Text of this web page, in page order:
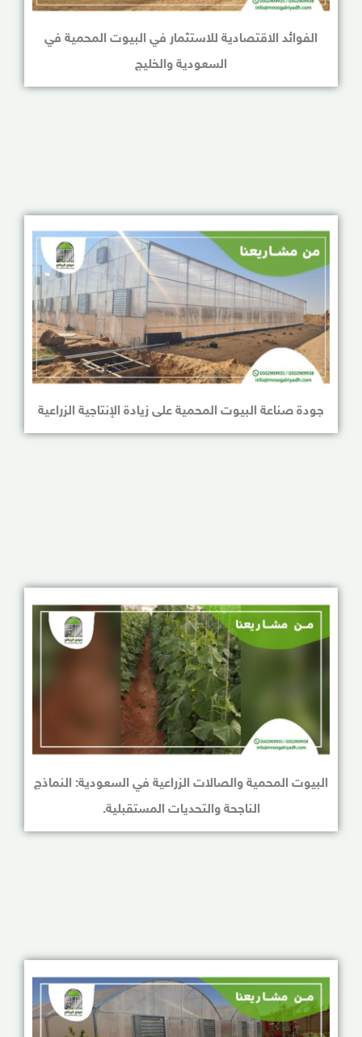
الفوائد الاقتصادية للاستثمار في البيوت المحمية في
السعودية والخليج
جودة صناعة البيوت المحمية على زيادة الإنتاجية الزراعية
البيوت المحمية والصالات الزراعية في السعودية: النماذج
الناجحة والتحديات المستقبلية.